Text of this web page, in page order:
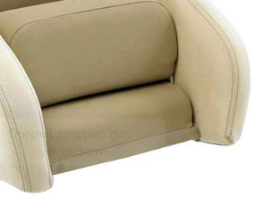
Doppelt antippen zum
vergrößern